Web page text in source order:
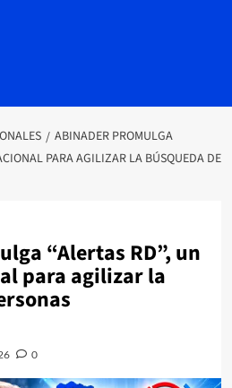
ABINADER PROMULGA
PARA AGILIZAR LA BÚSQUEDA DE
“Alertas RD”, un
para agilizar la
0